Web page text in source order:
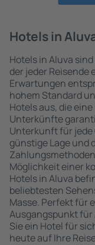
Hotels in
Hotels in Aluva
der jeder
Erwartungen
hohem Standard
Hotels aus, die
Unterkünfte
Unterkunft für jede
günstige Lage und
Möglichkeit einer
Hotels in Aluva
beliebtesten
Masse. Perfekt für
Ausgangspunkt für
Sie ein Hotel für
heute auf Ihre